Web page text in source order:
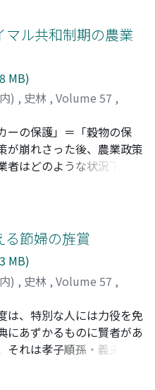
マル共和制期の農業
MB)
) , 史林 , Volume 57 ,
ガ
ーの保護」＝「穀物の保
が崩れさった後、農業政策
はどのような状況下にあ
の原因を問うさい、まず
の活動を通して、この疑
安定期の集約化・合理化
価格引き上げ要求に的を絞
ある。第一次戦線は低農
高価格政策に転轍させる
線による畜産・酪農製品
ると、戦線自体の脆弱化お
連して成果はなく、農業政
部援助政策に傾斜し、戦
えって重い負担をおった
る節婦の旌賞
MB)
) , 史林 , Volume 57 ,
;ソガベ, シズオ
は、特別な人には力役を免
にあずかるものに賢者があ
れは孝子順孫・義夫節婦
は、漢の武帝が儒教を以